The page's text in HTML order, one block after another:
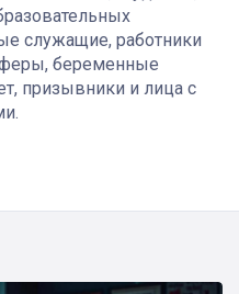
служащие, работники
беременные
призывники и лица с